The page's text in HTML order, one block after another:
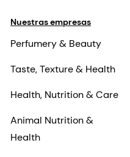
Nuestras empresas
Perfumery & Beauty
Taste, Texture & Health
Health, Nutrition & Care
Animal Nutrition &
Health